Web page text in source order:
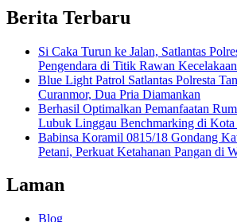
Berita Terbaru
Si Caka Turun ke Jalan, Satlantas
Pengendara di Titik Rawan Kecelakaan
Blue Light Patrol Satlantas Polresta
Curanmor, Dua Pria Diamankan
Berhasil Optimalkan Pemanfaatan
Lubuk Linggau Benchmarking di
Babinsa Koramil 0815/18 Gondang
Petani, Perkuat Ketahanan Pangan di
Laman
Blog